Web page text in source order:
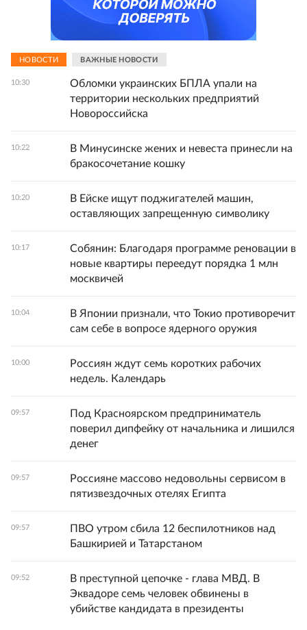
НОВОСТИ ВАЖНЫЕ НОВОСТИ
10:30
Обломки украинских БПЛА упали на
территории нескольких предприятий
Новороссийска
10:22
В Минусинске жених и невеста принесли на
бракосочетание кошку
10:20
В Ейске ищут поджигателей машин,
оставляющих запрещенную символику
10:17
Собянин: Благодаря программе реновации в
новые квартиры переедут порядка 1 млн
москвичей
10:04
В Японии признали, что Токио противоречит
сам себе в вопросе ядерного оружия
10:00
Россиян ждут семь коротких рабочих
недель. Календарь
09:57
Под Красноярском предприниматель
поверил дипфейку от начальника и лишился
денег
09:57
Россияне массово недовольны сервисом в
пятизвездочных отелях Египта
09:57
ПВО утром сбила 12 беспилотников над
Башкирией и Татарстаном
09:52
В преступной цепочке - глава МВД. В
Эквадоре семь человек обвинены в
убийстве кандидата в президенты